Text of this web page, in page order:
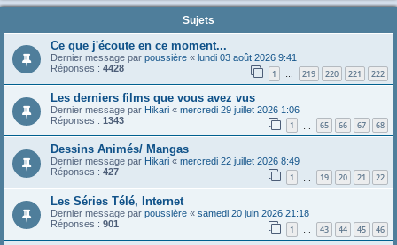
Sujets
Ce que j'écoute en ce moment...
Dernier message par poussière « lundi 03 août 2026 9:41
Réponses : 4428 1 … 219 220 221 222
Les derniers films que vous avez vus
Dernier message par Hikari « mercredi 29 juillet 2026 1:06
Réponses : 1343 1 65 66 67 68
Dessins Animés/ Mangas
Dernier message par Hikari « mercredi 22 juillet 2026 8:49
Réponses : 427 1 19 20 21 22
Les Séries Télé, Internet
Dernier message par poussière « samedi 20 juin 2026 21:18
Réponses : 901 1 … 43 44 45 46